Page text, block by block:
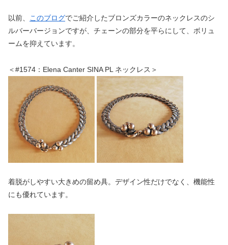
以前、 このブログでご紹介したブロンズカラーのネックレスのシ
ルバーバージョンですが、チェーンの部分を平らにして、ボリュ
ームを抑えています。
＜#1574：Elena Canter SINA PL ネックレス＞
着脱がしやすい大きめの留め具。デザイン性だけでなく、機能性
にも優れています。